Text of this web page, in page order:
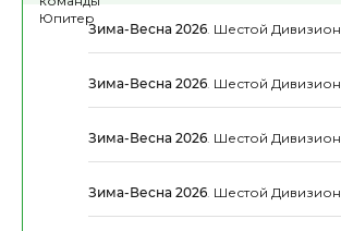
Зима-Весна 2026. Шестой Дивизион
Зима-Весна 2026. Шестой Дивизион
Зима-Весна 2026. Шестой Дивизион
Зима-Весна 2026. Шестой Дивизион